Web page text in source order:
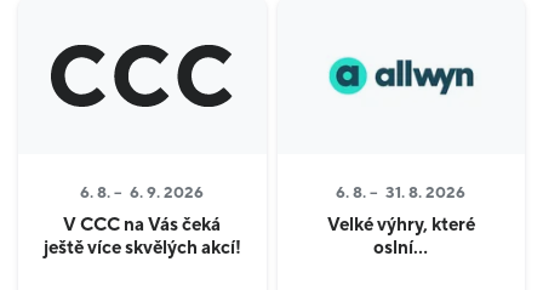
6. 8. – 6. 9. 2026
V CCC na Vás čeká
ještě více skvělých akcí!
6. 8. – 31. 8. 2026
Velké výhry, které
oslní…